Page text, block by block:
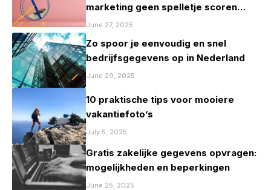
marketing geen spelletje scoren
mag zijn
June 27, 2025
Zo spoor je eenvoudig en snel
bedrijfsgegevens op in Nederland
June 29, 2025
10 praktische tips voor mooiere
vakantiefoto’s
July 5, 2025
Gratis zakelijke gegevens opvragen:
mogelijkheden en beperkingen
June 25, 2025